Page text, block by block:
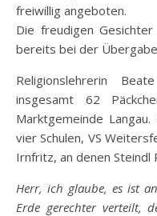
freiwillig angeboten.
Die freudigen
bereits bei der
Religionslehrerin
insgesamt 62
Marktgemeinde
vier Schulen, VS
Irnfritz, an denen Steindl
Herr, ich glaube, es ist
Erde gerechter verteilt,